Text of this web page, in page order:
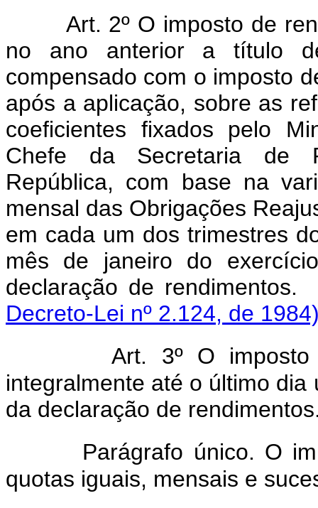
Art. 2º O imposto de
no ano anterior a título
compensado com o imposto
após a aplicação, sobre as
coeficientes fixados pelo
Chefe da Secretaria de
República, com base na
mensal das Obrigações
em cada um dos trimestres
mês de janeiro do
declaração de
Decreto-Lei nº 2.124, de
Art. 3º O
integralmente até o último
da declaração de
Parágrafo único. O
quotas iguais, mensais e